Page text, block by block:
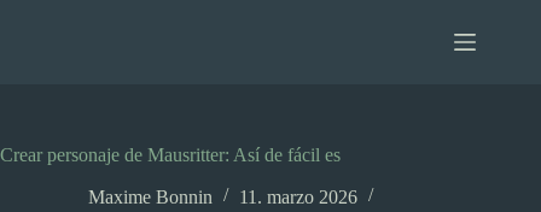
Crear personaje de Mausritter: Así de fácil es
Maxime Bonnin
11. marzo 2026